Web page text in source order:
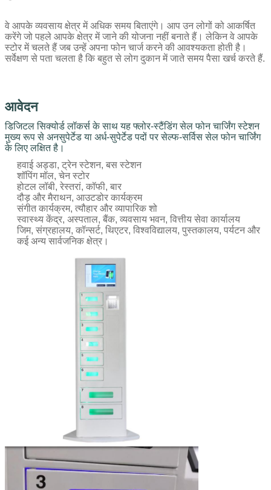
वे आपके व्यवसाय क्षेत्र में अधिक समय बिताएंगे। आप उन लोगों को आकर्षित
करेंगे जो पहले आपके क्षेत्र में जाने की योजना नहीं बनाते हैं। लेकिन वे आपके
स्टोर में चलते हैं जब उन्हें अपना फोन चार्ज करने की आवश्यकता होती है।
सर्वेक्षण से पता चलता है कि बहुत से लोग दुकान में जाते समय पैसा खर्च करते हैं.
आवेदन
डिजिटल सिक्योर्ड लॉकर्स के साथ यह फ्लोर-स्टैंडिंग सेल फोन चार्जिंग स्टेशन
मुख्य रूप से अनसुपेर्टेड या अर्ध-सुपेर्टेड पदों पर सेल्फ-सर्विस सेल फोन चार्जिंग
के लिए लक्षित है।
हवाई अड्डा, ट्रेन स्टेशन, बस स्टेशन
शॉपिंग मॉल, चेन स्टोर
होटल लॉबी, रेस्तरां, कॉफी, बार
दौड़ और मैराथन, आउटडोर कार्यक्रम
संगीत कार्यक्रम, त्यौहार और व्यापारिक शो
स्वास्थ्य केंद्र, अस्पताल, बैंक, व्यवसाय भवन, वित्तीय सेवा कार्यालय
जिम, संग्रहालय, कॉन्सर्ट, थिएटर, विश्वविद्यालय, पुस्तकालय, पर्यटन और
कई अन्य सार्वजनिक क्षेत्र।